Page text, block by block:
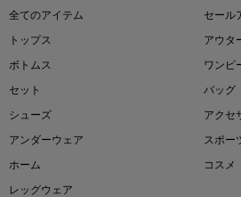
即戦力アイテム続々対象
全てのアイテム
セール
トップス
アウタ
ボトムス
ワンピ
セット
バッグ
シューズ
アクセ
アンダーウェア
スポー
ホーム
コスメ
レッグウェア